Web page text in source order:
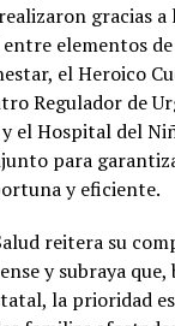
gracias
elementos de
el Heroico
Regulador de
el Hospital del
para
y eficiente.
reitera su
y subraya
la prioridad